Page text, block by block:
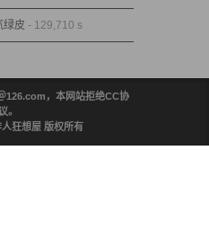
绿皮 - 129,710 s
126.com，本网站拒绝CC协
。
狂想屋 版权所有